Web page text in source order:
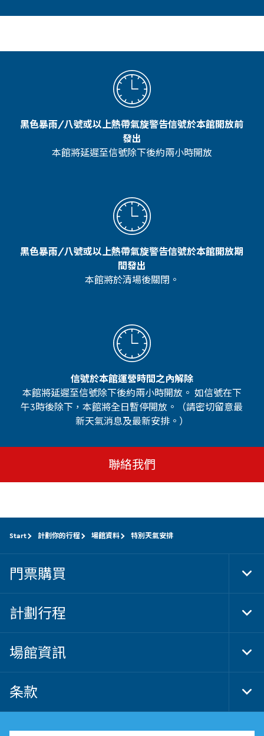
黑色暴雨/八號或以上熱帶氣旋警告信號於本館開放前
發出
本館將延遲至信號除下後約兩小時開放
黑色暴雨/八號或以上熱帶氣旋警告信號於本館開放期
間發出
本館將於清場後關閉。
信號於本館運營時間之內解除
本館將延遲至信號除下後約兩小時開放。 如信號在下
午3時後除下，本館將全日暫停開放。（請密切留意最
新天氣消息及最新安排。）
聯絡我們
Start 計劃你的行程 場館資料 特別天氣安排
門票購買
計劃行程
場館資訊
条款